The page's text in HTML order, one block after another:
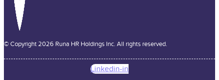
© Copyright 2026 Runa HR Holdings Inc. All rights reserved.
Linkedin-in